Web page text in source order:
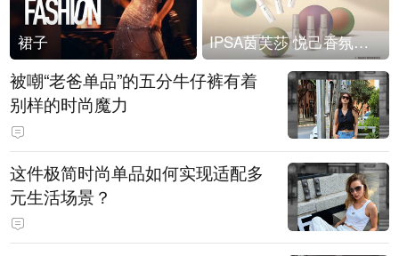
裙子 IPSA茵芙莎 悦己香氛凝露上市
被嘲“老爸单品”的五分牛仔裤有着
别样的时尚魔力
这件极简时尚单品如何实现适配多
元生活场景？